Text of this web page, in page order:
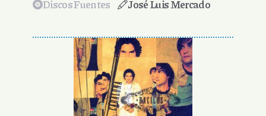
Discos Fuentes José Luis Mercado